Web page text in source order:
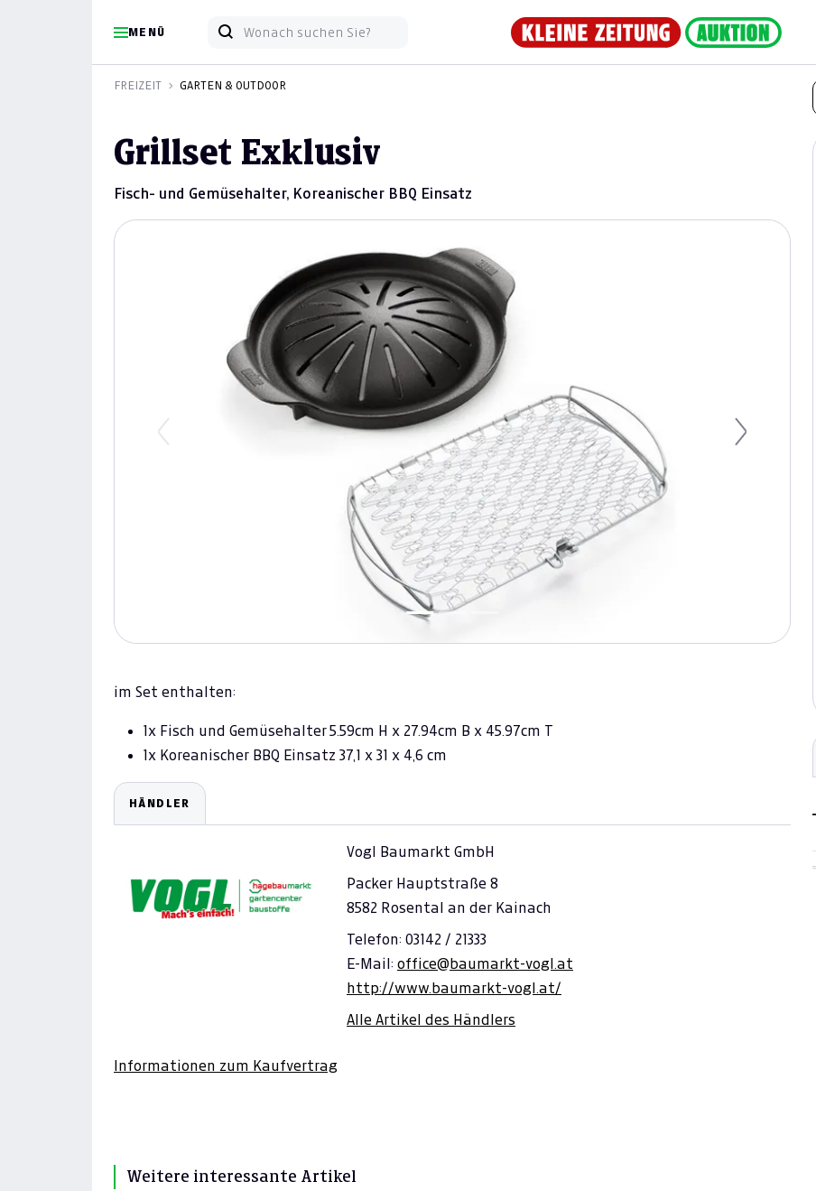
MENÜ
FREIZEIT
GARTEN & OUTDOOR
Grillset Exklusiv
Fisch- und Gemüsehalter, Koreanischer BBQ Einsatz
Previous Next
im Set enthalten:
1x Fisch und Gemüsehalter 5.59cm H x 27.94cm B x 45.97cm T
1x Koreanischer BBQ Einsatz 37,1 x 31 x 4,6 cm
HÄNDLER
Vogl Baumarkt GmbH
Packer Hauptstraße 8
8582 Rosental an der Kainach
Telefon: 03142 / 21333
E-Mail: office@baumarkt-vogl.at
http://www.baumarkt-vogl.at/
Alle Artikel des Händlers
Informationen zum Kaufvertrag
Weitere interessante Artikel